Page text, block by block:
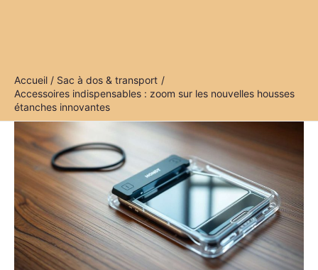
Accueil
Sac à dos & transport
Accessoires indispensables : zoom sur les nouvelles housses
étanches innovantes